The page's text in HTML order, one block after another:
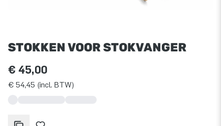
STOKKEN VOOR STOKVANGER
€ 45,00
€ 54,45 (incl. BTW)